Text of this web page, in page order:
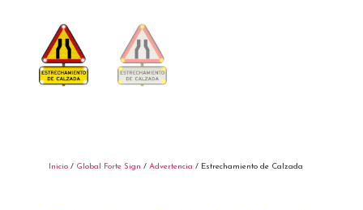
Inicio / Global Forte Sign / Advertencia / Estrechamiento de Calzada